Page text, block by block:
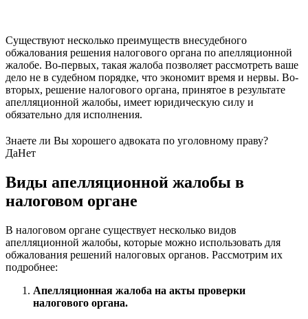
Существуют несколько преимуществ внесудебного
обжалования решения налогового органа по апелляционной
жалобе. Во-первых, такая жалоба позволяет рассмотреть ваше
дело не в судебном порядке, что экономит время и нервы. Во-
вторых, решение налогового органа, принятое в результате
апелляционной жалобы, имеет юридическую силу и
обязательно для исполнения.
Знаете ли Вы хорошего адвоката по уголовному праву?
ДаНет
Виды апелляционной жалобы в
налоговом органе
В налоговом органе существует несколько видов
апелляционной жалобы, которые можно использовать для
обжалования решений налоговых органов. Рассмотрим их
подробнее:
Апелляционная жалоба на акты проверки
налогового органа.